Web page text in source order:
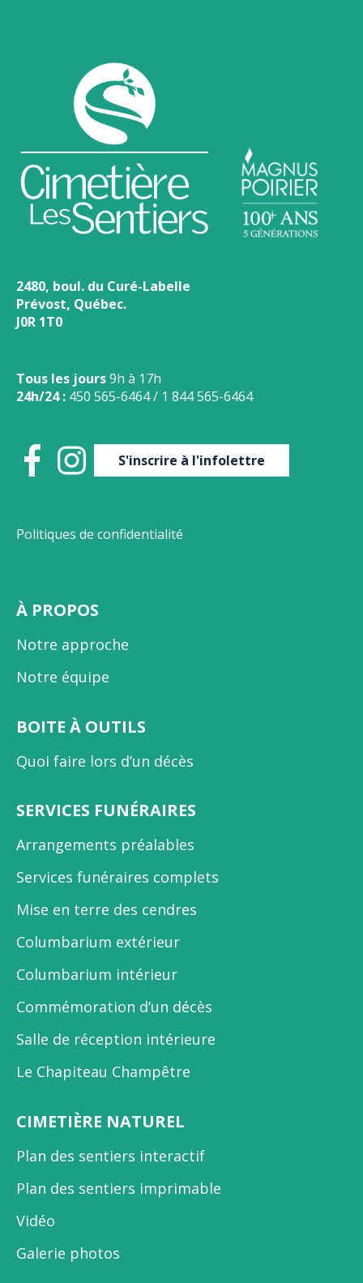
2480, boul. du Curé-Labelle
Prévost, Québec.
J0R 1T0
Tous les jours9h à 17h
24h/24 : 450 565-6464/ 1 844 565-6464
S'inscrire à l'infolettre
Politiques de confidentialité
À PROPOS
Notre approche
Notre équipe
BOITE À OUTILS
Quoi faire lors d’un décès
SERVICES FUNÉRAIRES
Arrangements préalables
Services funéraires complets
Mise en terre des cendres
Columbarium extérieur
Columbarium intérieur
Commémoration d’un décès
Salle de réception intérieure
Le Chapiteau Champêtre
CIMETIÈRE NATUREL
Plan des sentiers interactif
Plan des sentiers imprimable
Vidéo
Galerie photos